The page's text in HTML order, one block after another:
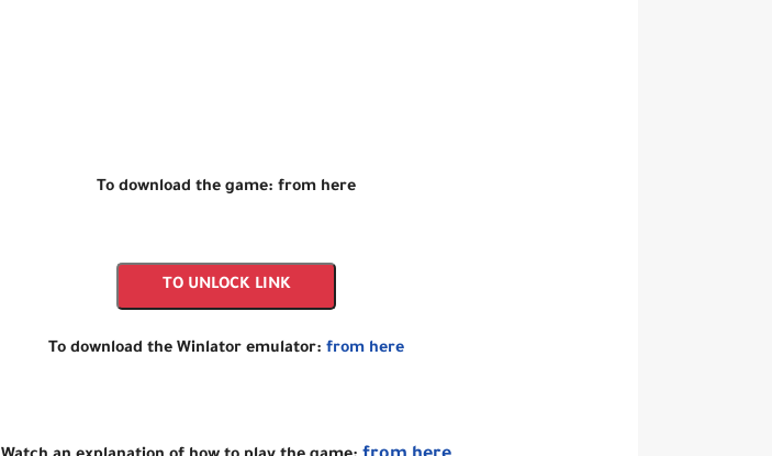
To download the game: from here
TO UNLOCK LINK
To download the Winlator emulator: from here